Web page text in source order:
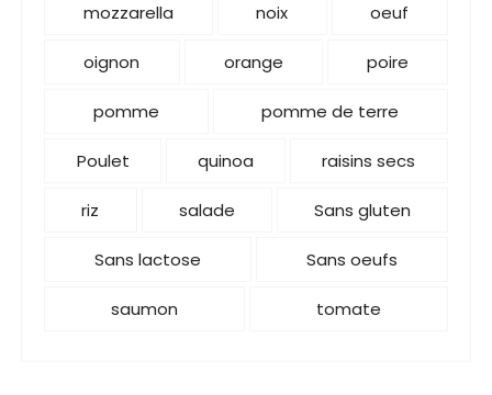
mozzarella noix oeuf
oignon orange poire
pomme pomme de terre
Poulet quinoa raisins secs
riz salade Sans gluten
Sans lactose Sans oeufs
saumon tomate